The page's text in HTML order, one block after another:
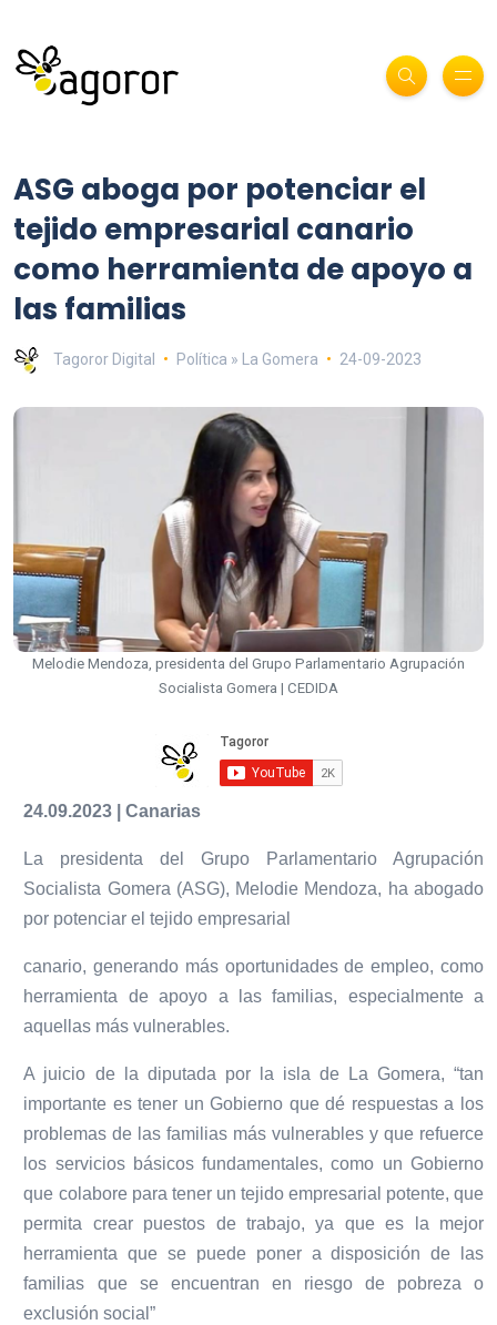
ASG aboga por potenciar el
tejido empresarial canario
como herramienta de apoyo a
las familias
Tagoror Digital Política » La Gomera 24-09-2023
Melodie Mendoza, presidenta del Grupo Parlamentario Agrupación
Socialista Gomera | CEDIDA
24.09.2023 | Canarias
La presidenta del Grupo Parlamentario Agrupación
Socialista Gomera (ASG), Melodie Mendoza, ha abogado
por potenciar el tejido empresarial
canario, generando más oportunidades de empleo, como
herramienta de apoyo a las familias, especialmente a
aquellas más vulnerables.
A juicio de la diputada por la isla de La Gomera, “tan
importante es tener un Gobierno que dé respuestas a los
problemas de las familias más vulnerables y que refuerce
los servicios básicos fundamentales, como un Gobierno
que colabore para tener un tejido empresarial potente, que
permita crear puestos de trabajo, ya que es la mejor
herramienta que se puede poner a disposición de las
familias que se encuentran en riesgo de pobreza o
exclusión social”